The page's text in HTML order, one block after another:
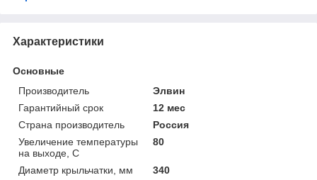
Характеристики
Основные
Производитель
Элвин
Гарантийный срок
12 мес
Страна производитель
Россия
Увеличение температуры
на выходе, С
80
Диаметр крыльчатки, мм
340